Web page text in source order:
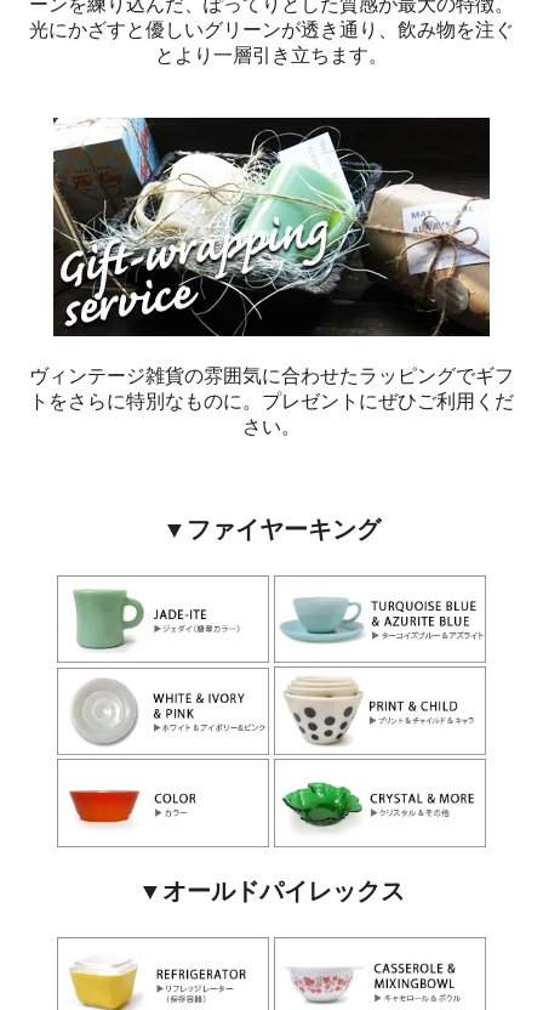
光にかざすと優しいグリーンが透き通り、飲み物を注ぐ
とより一層引き立ちます。
ヴィンテージ雑貨の雰囲気に合わせたラッピングでギフ
トをさらに特別なものに。プレゼントにぜひご利用くだ
さい。
▼ファイヤーキング
▼オールドパイレックス